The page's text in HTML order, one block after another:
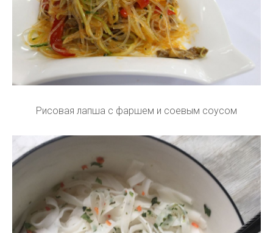
Рисовая лапша с фаршем и соевым соусом